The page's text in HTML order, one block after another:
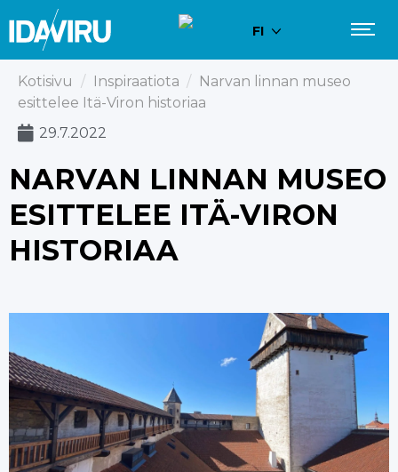
FI
Kotisivu / Inspiraatiota / Narvan linnan museo
esittelee Itä-Viron historiaa
29.7.2022
NARVAN LINNAN MUSEO
ESITTELEE ITÄ-VIRON
HISTORIAA